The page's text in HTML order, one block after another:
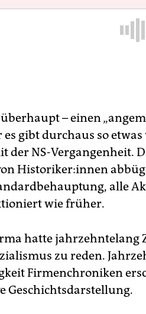
– einen
es gibt durchaus so
der NS-Vergangenheit.
His­to­ri­ke­r:in­nen
alle
wie früher.
hatte jahrzehntelang
zu reden.
Firmenchroniken
Geschichtsdarstellung.